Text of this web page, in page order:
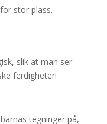
stor plass.
slik at man ser
ferdigheter!
tegninger på,